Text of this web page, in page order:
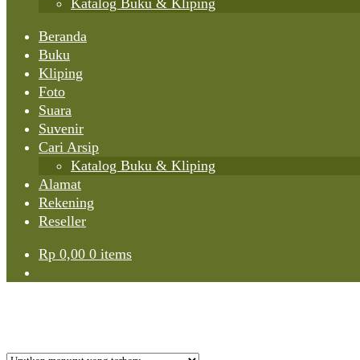
Katalog Buku & Kliping
Beranda
Buku
Kliping
Foto
Suara
Suvenir
Cari Arsip
Katalog Buku & Kliping
Alamat
Rekening
Reseller
Rp 0,00 0 items